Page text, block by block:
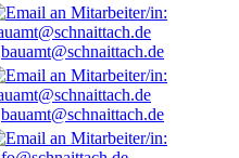
bauamt@schnaittach.de
bauamt@schnaittach.de